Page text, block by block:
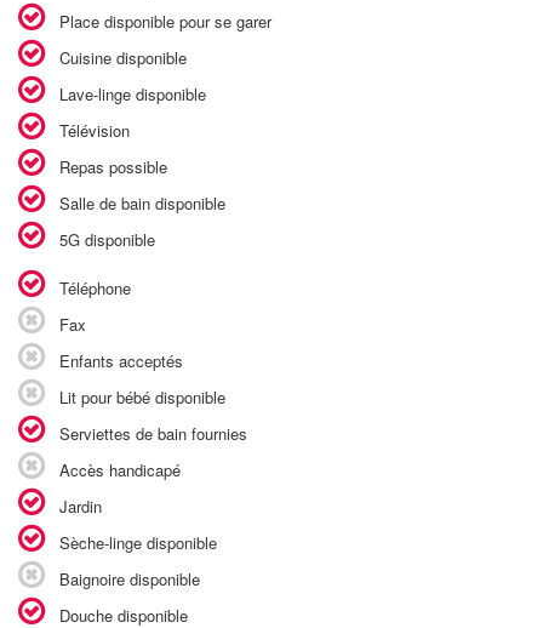
Place disponible pour se garer
Cuisine disponible
Lave-linge disponible
Télévision
Repas possible
Salle de bain disponible
5G disponible
Téléphone
Fax
Enfants acceptés
Lit pour bébé disponible
Serviettes de bain fournies
Accès handicapé
Jardin
Sèche-linge disponible
Baignoire disponible
Douche disponible